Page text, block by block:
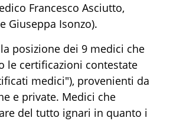
Francesco Asciutto,
Giuseppa Isonzo).
posizione dei 9 medici che
le certificazioni contestate
medici"), provenienti da
e private. Medici che
del tutto ignari in quanto i